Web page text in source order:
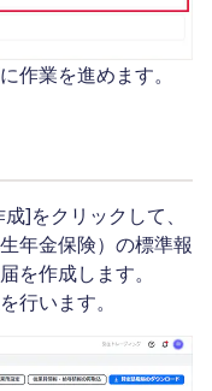
作業を進めます。
]をクリックして、
年金保険）の標準報
を作成します。
行います。